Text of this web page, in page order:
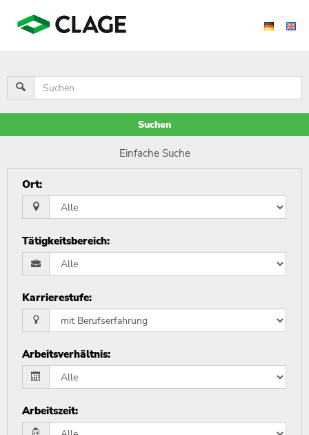
Suchen
Einfache Suche
Ort:
Tätigkeitsbereich:
Karrierestufe:
Arbeitsverhältnis:
Arbeitszeit: